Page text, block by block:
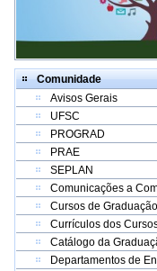
Comunidade
Avisos Gerais
UFSC
PROGRAD
PRAE
SEPLAN
Comunicações a
Cursos de Graduação
Currículos dos
Catálogo da
Departamentos de